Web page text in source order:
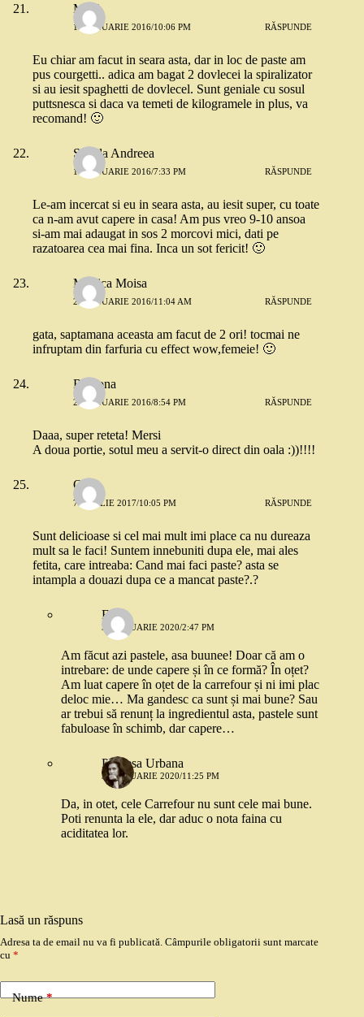
Madi
10 IANUARIE 2016/10:06 PM RĂSPUNDE
Eu chiar am facut in seara asta, dar in loc de paste am
pus courgetti.. adica am bagat 2 dovlecei la spiralizator
si au iesit spaghetti de dovlecel. Sunt geniale cu sosul
puttsnesca si daca va temeti de kilogramele in plus, va
recomand! 🙂
Stanila Andreea
16 IANUARIE 2016/7:33 PM RĂSPUNDE
Le-am incercat si eu in seara asta, au iesit super, cu toate
ca n-am avut capere in casa! Am pus vreo 9-10 ansoa
si-am mai adaugat in sos 2 morcovi mici, dati pe
razatoarea cea mai fina. Inca un sot fericit! 🙂
Monica Moisa
23 IANUARIE 2016/11:04 AM RĂSPUNDE
gata, saptamana aceasta am facut de 2 ori! tocmai ne
infruptam din farfuria cu effect wow,femeie! 🙂
Ramona
23 IANUARIE 2016/8:54 PM RĂSPUNDE
Daaa, super reteta! Mersi
A doua portie, sotul meu a servit-o direct din oala :))!!!!
Oana
7 APRILIE 2017/10:05 PM RĂSPUNDE
Sunt delicioase si cel mai mult imi place ca nu dureaza
mult sa le faci! Suntem innebuniti dupa ele, mai ales
fetita, care intreaba: Cand mai faci paste? asta se
intampla a douazi dupa ce a mancat paste?.?
Eli
31 IANUARIE 2020/2:47 PM
Am făcut azi pastele, asa buunee! Doar că am o
intrebare: de unde capere și în ce formă? În oțet?
Am luat capere în oțet de la carrefour și ni imi plac
deloc mie… Ma gandesc ca sunt și mai bune? Sau
ar trebui să renunț la ingredientul asta, pastele sunt
fabuloase în schimb, dar capere…
Printesa Urbana
31 IANUARIE 2020/11:25 PM
Da, in otet, cele Carrefour nu sunt cele mai bune.
Poti renunta la ele, dar aduc o nota faina cu
aciditatea lor.
Lasă un răspuns
Adresa ta de email nu va fi publicată. Câmpurile obligatorii sunt marcate
cu *
Nume*